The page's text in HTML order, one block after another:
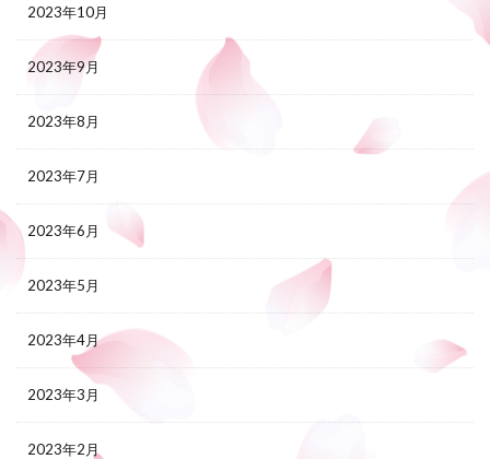
2023年10月
2023年9月
2023年8月
2023年7月
2023年6月
2023年5月
2023年4月
2023年3月
2023年2月